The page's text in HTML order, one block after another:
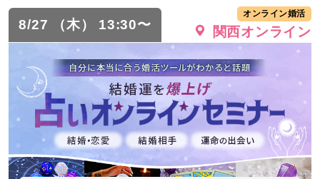
8/27 （木） 13:30〜
オンライン婚活
関西オンライン